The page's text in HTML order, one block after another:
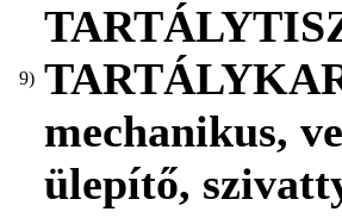
9)
mechanikus,
ülepítő,